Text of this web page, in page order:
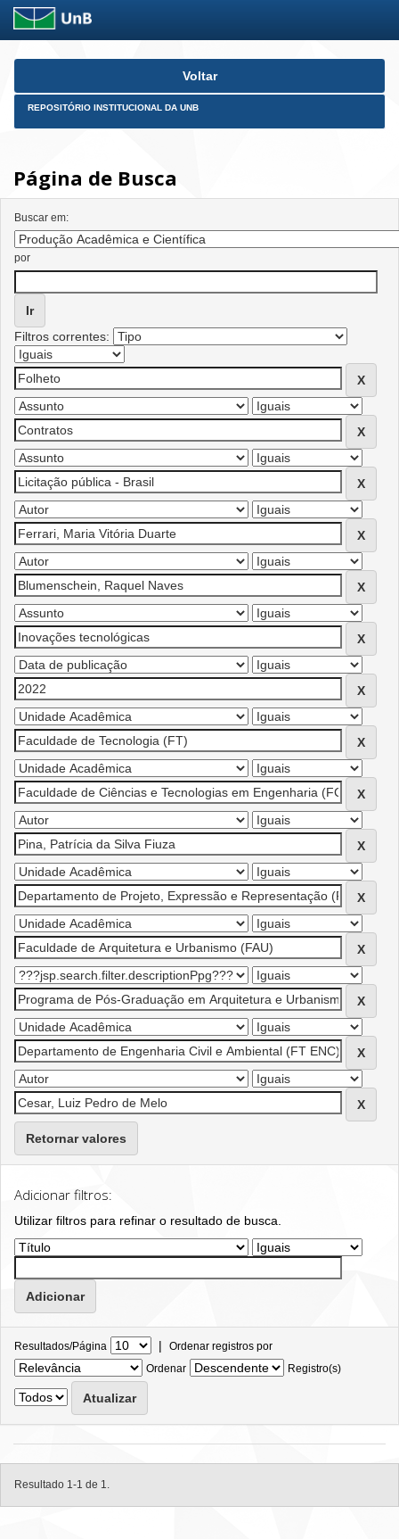
Skip
Voltar
REPOSITÓRIO INSTITUCIONAL DA UNB
Página de Busca
Buscar em:
por
Filtros correntes:
Retornar valores
Adicionar filtros:
Utilizar filtros para refinar o resultado de busca.
Resultados/Página | Ordenar registros por
Ordenar
Registro(s)
Resultado 1-1 de 1.